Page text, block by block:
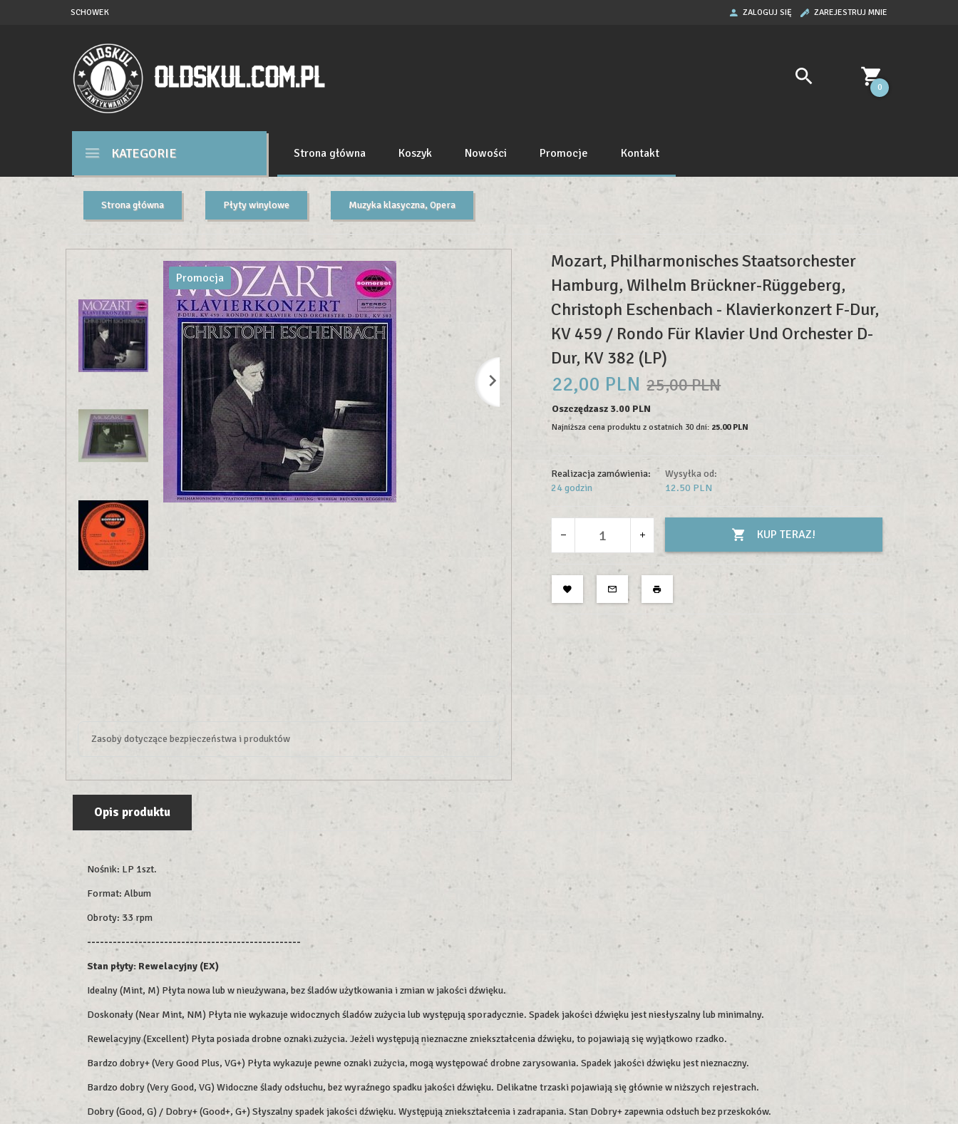
SCHOWEK ZALOGUJ SIĘ ZAREJESTRUJ MNIE
0
KATEGORIE Strona główna Koszyk Nowości Promocje Kontakt
Strona główna Płyty winylowe Muzyka klasyczna, Opera
Promocja
Zasoby dotyczące bezpieczeństwa i produktów
Mozart, Philharmonisches Staatsorchester
Hamburg, Wilhelm Brückner-Rüggeberg,
Christoph Eschenbach - Klavierkonzert F-Dur,
KV 459 / Rondo Für Klavier Und Orchester D-
Dur, KV 382 (LP)
22,00 PLN 25,00 PLN
Oszczędzasz 3.00 PLN
Najniższa cena produktu z ostatnich 30 dni: 25.00 PLN
Realizacja zamówienia:
24 godzin
Wysyłka od:
12.50 PLN
KUP TERAZ!
Opis produktu
Nośnik: LP 1szt.
Format: Album
Obroty: 33 rpm
--------------------------------------------------
Stan płyty: Rewelacyjny (EX)
Idealny (Mint, M) Płyta nowa lub w nieużywana, bez śladów użytkowania i zmian w jakości dźwięku.
Doskonały (Near Mint, NM) Płyta nie wykazuje widocznych śladów zużycia lub występują sporadycznie. Spadek jakości dźwięku jest niesłyszalny lub minimalny.
Rewelacyjny (Excellent) Płyta posiada drobne oznaki zużycia. Jeżeli występują nieznaczne zniekształcenia dźwięku, to pojawiają się wyjątkowo rzadko.
Bardzo dobry+ (Very Good Plus, VG+) Płyta wykazuje pewne oznaki zużycia, mogą występować drobne zarysowania. Spadek jakości dźwięku jest nieznaczny.
Bardzo dobry (Very Good, VG) Widoczne ślady odsłuchu, bez wyraźnego spadku jakości dźwięku. Delikatne trzaski pojawiają się głównie w niższych rejestrach.
Dobry (Good, G) / Dobry+ (Good+, G+) Słyszalny spadek jakości dźwięku. Występują zniekształcenia i zadrapania. Stan Dobry+ zapewnia odsłuch bez przeskoków.